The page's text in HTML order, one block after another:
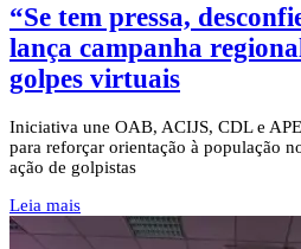
“Se tem pressa,
lança campanha
golpes virtuais
Iniciativa une OAB, ACIJS, CDL e
para reforçar orientação à população
ação de golpistas
Leia mais